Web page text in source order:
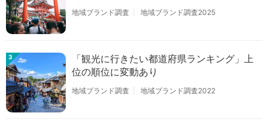
地域ブランド調査 地域ブランド調査2025
3
「観光に行きたい都道府県ランキング」上
位の順位に変動あり
地域ブランド調査 地域ブランド調査2022